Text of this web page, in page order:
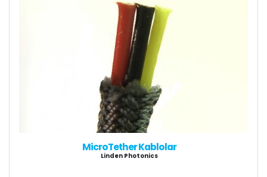
MicroTether Kablolar
Linden Photonics